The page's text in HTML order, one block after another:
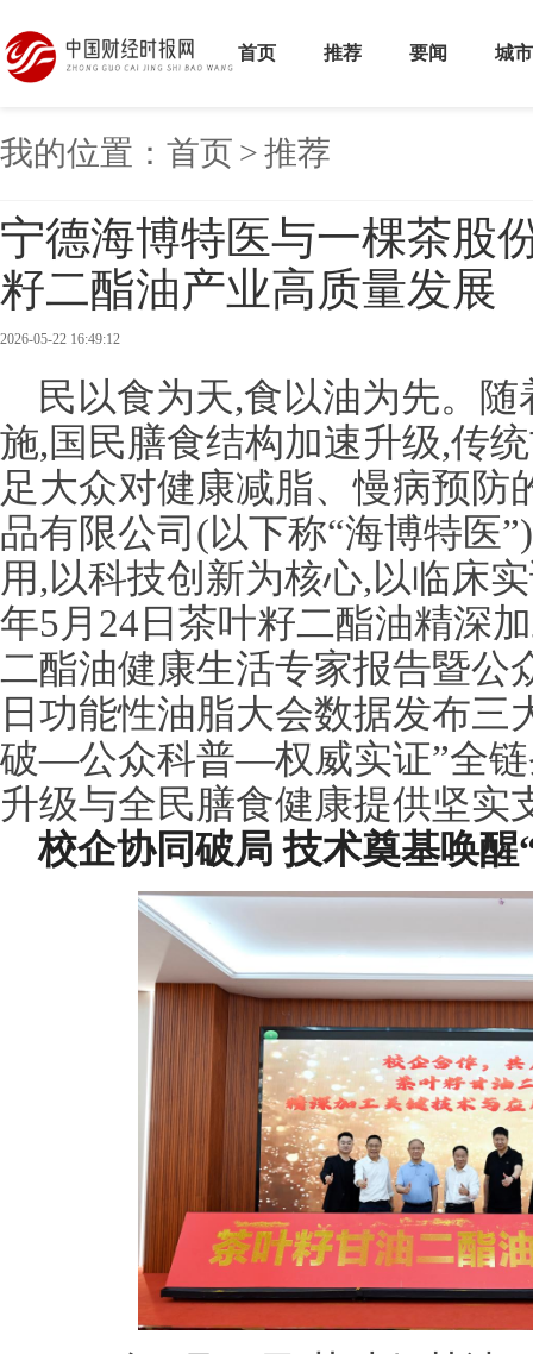
首页 推荐 要闻 城市
我的位置： 首页 >推荐
宁德海博特医与一棵茶股
籽二酯油产业高质量发展
2026-05-22 16:49:12
民以食为天,食以油为先。
施,国民膳食结构加速升级,传
足大众对健康减脂、慢病预防
品有限公司(以下称“海博特医
用,以科技创新为核心,以临床
年5月24日茶叶籽二酯油精深
二酯油健康生活专家报告暨公
日功能性油脂大会数据发布三
破—公众科普—权威实证”全链
升级与全民膳食健康提供坚实
校企协同破局 技术奠基唤醒